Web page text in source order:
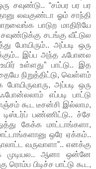
சவுண்டு.. “சம்பர பர பர
லவகுண்டா ஓம் சாந்தி
பாடுற மாதிரியே
சடங்கு வீட்டுல
போயிரும்.. அப்படி ஒரு
இப்ப அந்த ஃபோனல
உள்ளது” பாட்டு.. இத
நிறுத்திட்டு, வெள்ளம்
போயிருவாரு, அப்படி ஒரு
எப்படி பாட்டு
கூட டீசன்சி இல்லாம,
பண்ணிட்டு.. ச்சே
கேக்க மாட்டாங்களா,
ஒரே ஏக்கம்..
வருவாளா”.. எனக்கு
முடியல.. ஆனா ஒன்னே
ரொம்ப பிடிச்ச பாட்டு கூட,